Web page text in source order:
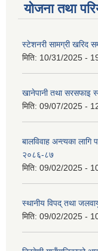
योजना तथा
स्टेशनरी सामग्री खरिद
मिति: 10/31/2025 -
खानेपानी तथा सरसफाइ
मिति: 09/07/2025 -
बालविवाह अन्त्यका
२०८६-८७
मिति: 09/02/2025 -
स्थानीय विपद् तथा
मिति: 09/02/2025 -